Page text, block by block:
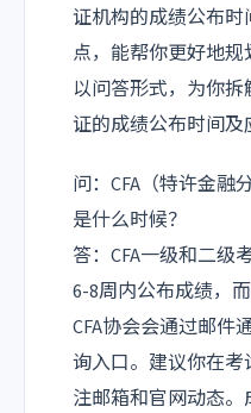
证机构的成绩公布
点，能帮你更好地
以问答形式，为你
证的成绩公布时间及
问：CFA（特许金融
是什么时候？
答：CFA一级和二级
6-8周内公布成绩，
CFA协会会通过邮件
询入口。建议你在
注邮箱和官网动态